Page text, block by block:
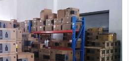
上海仓储服务
上海电商代发货仓库